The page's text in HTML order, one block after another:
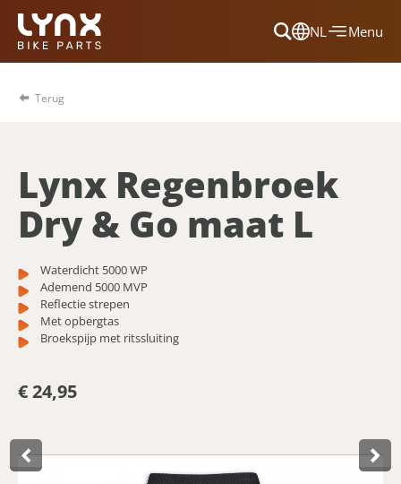
NL
Dansk
Nederlands
Menu
Terug
Lynx Regenbroek
Dry & Go maat L
Waterdicht 5000 WP
Ademend 5000 MVP
Reflectie strepen
Met opbergtas
Broekspijp met ritssluiting
€ 24,95